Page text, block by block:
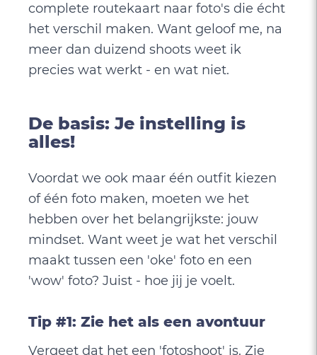
complete routekaart naar foto's die écht
het verschil maken. Want geloof me, na
meer dan duizend shoots weet ik
precies wat werkt - en wat niet.
De basis: Je instelling is
alles!
Voordat we ook maar één outfit kiezen
of één foto maken, moeten we het
hebben over het belangrijkste: jouw
mindset. Want weet je wat het verschil
maakt tussen een 'oke' foto en een
'wow' foto? Juist - hoe jij je voelt.
Tip #1: Zie het als een avontuur
Vergeet dat het een 'fotoshoot' is. Zie